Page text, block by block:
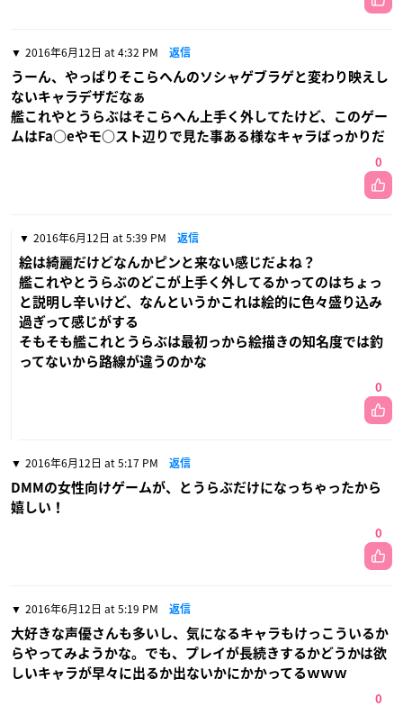
2016年6月12日 at 4:32 PM 返信
うーん、やっぱりそこらへんのソシャゲブラゲと変わり映えし
ないキャラデザだなぁ
艦これやとうらぶはそこらへん上手く外してたけど、このゲー
ムはFa○eやモ○スト辺りで見た事ある様なキャラばっかりだ
0
2016年6月12日 at 5:39 PM 返信
絵は綺麗だけどなんかピンと来ない感じだよね？
艦これやとうらぶのどこが上手く外してるかってのはちょっ
と説明し辛いけど、なんというかこれは絵的に色々盛り込み
過ぎって感じがする
そもそも艦これとうらぶは最初っから絵描きの知名度では釣
ってないから路線が違うのかな
0
2016年6月12日 at 5:17 PM 返信
DMMの女性向けゲームが、とうらぶだけになっちゃったから
嬉しい！
0
2016年6月12日 at 5:19 PM 返信
大好きな声優さんも多いし、気になるキャラもけっこういるか
らやってみようかな。でも、プレイが長続きするかどうかは欲
しいキャラが早々に出るか出ないかにかかってるｗｗｗ
0